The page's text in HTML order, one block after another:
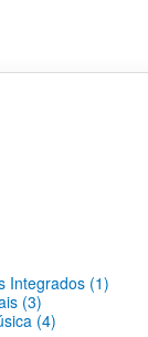
Integrados (1)
(3)
(4)